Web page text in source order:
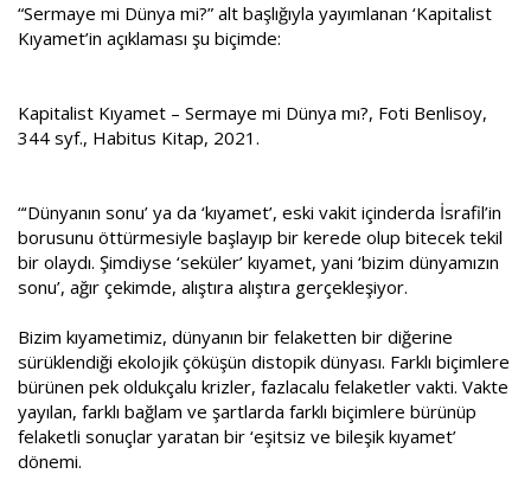
“Sermaye mi Dünya mi?” alt başlığıyla yayımlanan ‘Kapitalist
Kıyamet’in açıklaması şu biçimde:
Kapitalist Kıyamet – Sermaye mi Dünya mı?, Foti Benlisoy,
344 syf., Habitus Kitap, 2021.
“‘Dünyanın sonu’ ya da ‘kıyamet’, eski vakit içinderda İsrafil’in
borusunu öttürmesiyle başlayıp bir kerede olup bitecek tekil
bir olaydı. Şimdiyse ‘seküler’ kıyamet, yani ‘bizim dünyamızın
sonu’, ağır çekimde, alıştıra alıştıra gerçekleşiyor.
Bizim kıyametimiz, dünyanın bir felaketten bir diğerine
sürüklendiği ekolojik çöküşün distopik dünyası. Farklı biçimlere
bürünen pek oldukçalu krizler, fazlacalu felaketler vakti. Vakte
yayılan, farklı bağlam ve şartlarda farklı biçimlere bürünüp
felaketli sonuçlar yaratan bir ‘eşitsiz ve bileşik kıyamet’
dönemi.